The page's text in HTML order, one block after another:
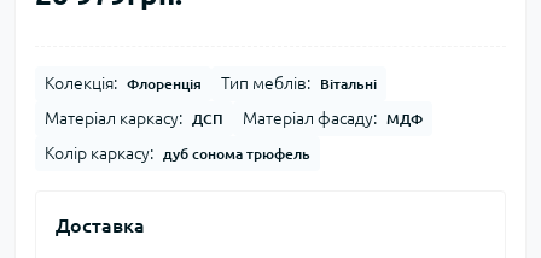
Колекція: Флоренція Тип меблів: Вітальні
Матеріал каркасу: ДСП Матеріал фасаду: МДФ
Колір каркасу: дуб сонома трюфель
Доставка